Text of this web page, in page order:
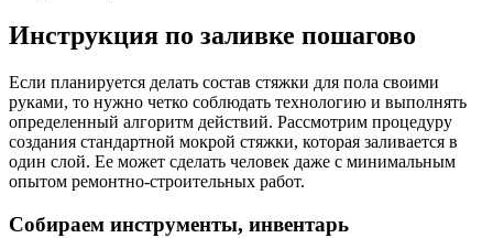
Инструкция по заливке пошагово
Если планируется делать состав стяжки для пола своими
руками, то нужно четко соблюдать технологию и выполнять
определенный алгоритм действий. Рассмотрим процедуру
создания стандартной мокрой стяжки, которая заливается в
один слой. Ее может сделать человек даже с минимальным
опытом ремонтно-строительных работ.
Собираем инструменты, инвентарь